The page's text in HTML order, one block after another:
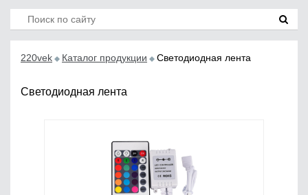
220vek Каталог продукции Светодиодная лента
Светодиодная лента